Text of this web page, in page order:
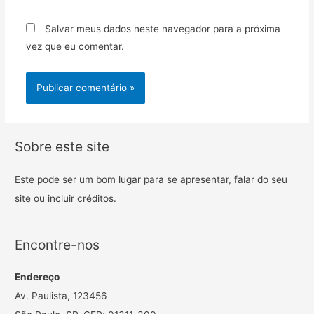
Salvar meus dados neste navegador para a próxima
vez que eu comentar.
Sobre este site
Este pode ser um bom lugar para se apresentar, falar do seu
site ou incluir créditos.
Encontre-nos
Endereço
Av. Paulista, 123456